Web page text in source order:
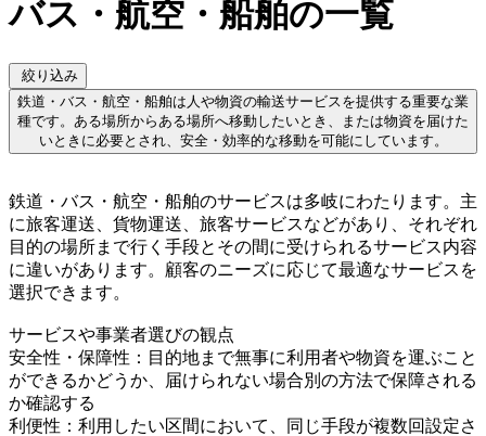
バス・航空・船舶の一覧
絞り込み
鉄道・バス・航空・船舶は人や物資の輸送サービスを提供する重要な業
種です。ある場所からある場所へ移動したいとき、または物資を届けた
いときに必要とされ、安全・効率的な移動を可能にしています。
鉄道・バス・航空・船舶のサービスは多岐にわたります。主
に旅客運送、貨物運送、旅客サービスなどがあり、それぞれ
目的の場所まで行く手段とその間に受けられるサービス内容
に違いがあります。顧客のニーズに応じて最適なサービスを
選択できます。
サービスや事業者選びの観点
安全性・保障性：目的地まで無事に利用者や物資を運ぶこと
ができるかどうか、届けられない場合別の方法で保障される
か確認する
利便性：利用したい区間において、同じ手段が複数回設定さ